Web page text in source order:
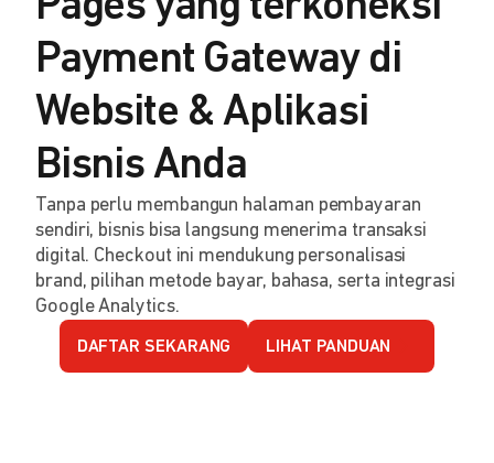
Payment Gateway di
Website & Aplikasi
Bisnis Anda
Tanpa perlu membangun halaman pembayaran
sendiri, bisnis bisa langsung menerima transaksi
digital. Checkout ini mendukung personalisasi
brand, pilihan metode bayar, bahasa, serta integrasi
Google Analytics.
DAFTAR SEKARANG LIHAT PANDUAN